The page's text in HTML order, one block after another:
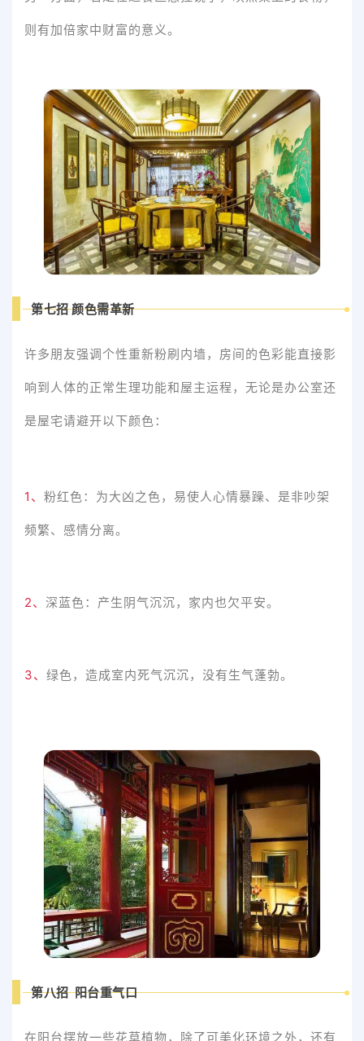
则有加倍家中财富的意义。
第七招 颜色需革新
许多朋友强调个性重新粉刷内墙，房间的色彩能直接影
响到人体的正常生理功能和屋主运程，无论是办公室还
是屋宅请避开以下颜色：
1、 粉红色：为大凶之色，易使人心情暴躁、是非吵架
频繁、感情分离。
2、 深蓝色：产生阴气沉沉，家内也欠平安。
3、 绿色，造成室内死气沉沉，没有生气蓬勃。
第八招 阳台重气口
在阳台摆放一些花草植物，除了可美化环境之外，还有